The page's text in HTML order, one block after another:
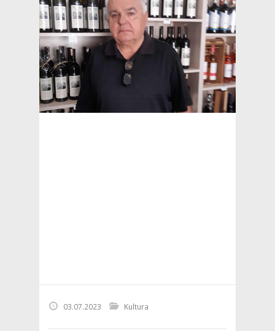
03.07.2023 Kultura